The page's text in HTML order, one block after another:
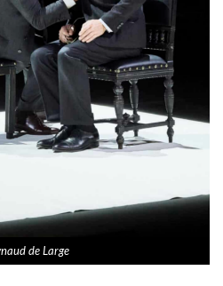
de Large